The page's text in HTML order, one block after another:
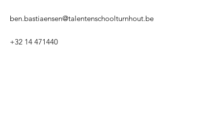
ben.bastiaensen@talentenschoolturnhout.be
+32 14 471440